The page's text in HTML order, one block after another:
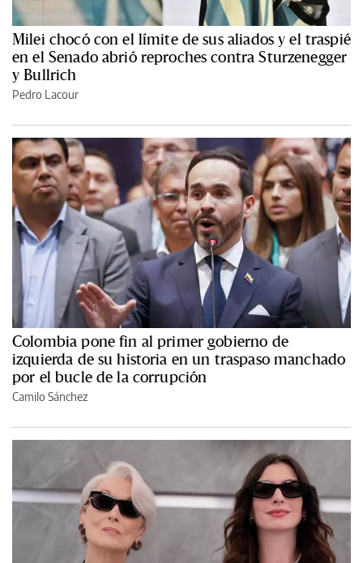
Milei chocó con el límite de sus aliados y el traspié
en el Senado abrió reproches contra Sturzenegger
y Bullrich
Pedro Lacour
Colombia pone fin al primer gobierno de
izquierda de su historia en un traspaso manchado
por el bucle de la corrupción
Camilo Sánchez